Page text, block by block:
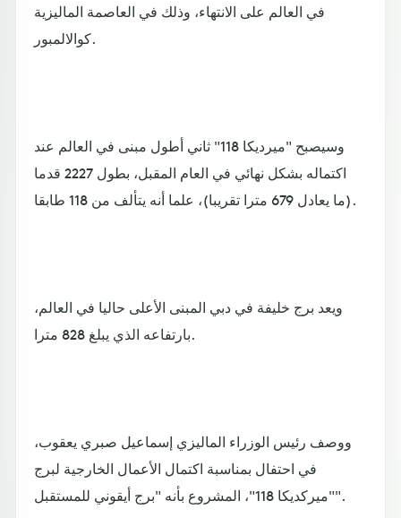
في العالم على الانتهاء، وذلك في العاصمة الماليزية
كوالالمبور.
وسيصبح "ميرديكا 118" ثاني أطول مبنى في العالم عند
اكتماله بشكل نهائي في العام المقبل، بطول 2227 قدما
(ما يعادل 679 مترا تقريبا)، علما أنه يتألف من 118 طابقا.
ويعد برج خليفة في دبي المبنى الأعلى حاليا في العالم،
بارتفاعه الذي يبلغ 828 مترا.
ووصف رئيس الوزراء الماليزي إسماعيل صبري يعقوب،
في احتفال بمناسبة اكتمال الأعمال الخارجية لبرج
"ميركديكا 118"، المشروع بأنه "برج أيقوني للمستقبل".